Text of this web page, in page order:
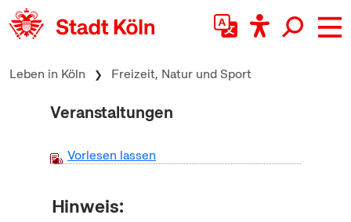
zum Inhalt springen
Leben in Köln Freizeit, Natur und Sport
Veranstaltungen
Vorlesen lassen
Hinweis: